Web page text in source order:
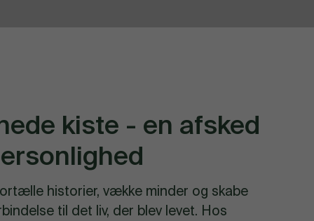
kiste - en afsked
historier, vække minder og skabe
til det liv, der blev levet. Hos